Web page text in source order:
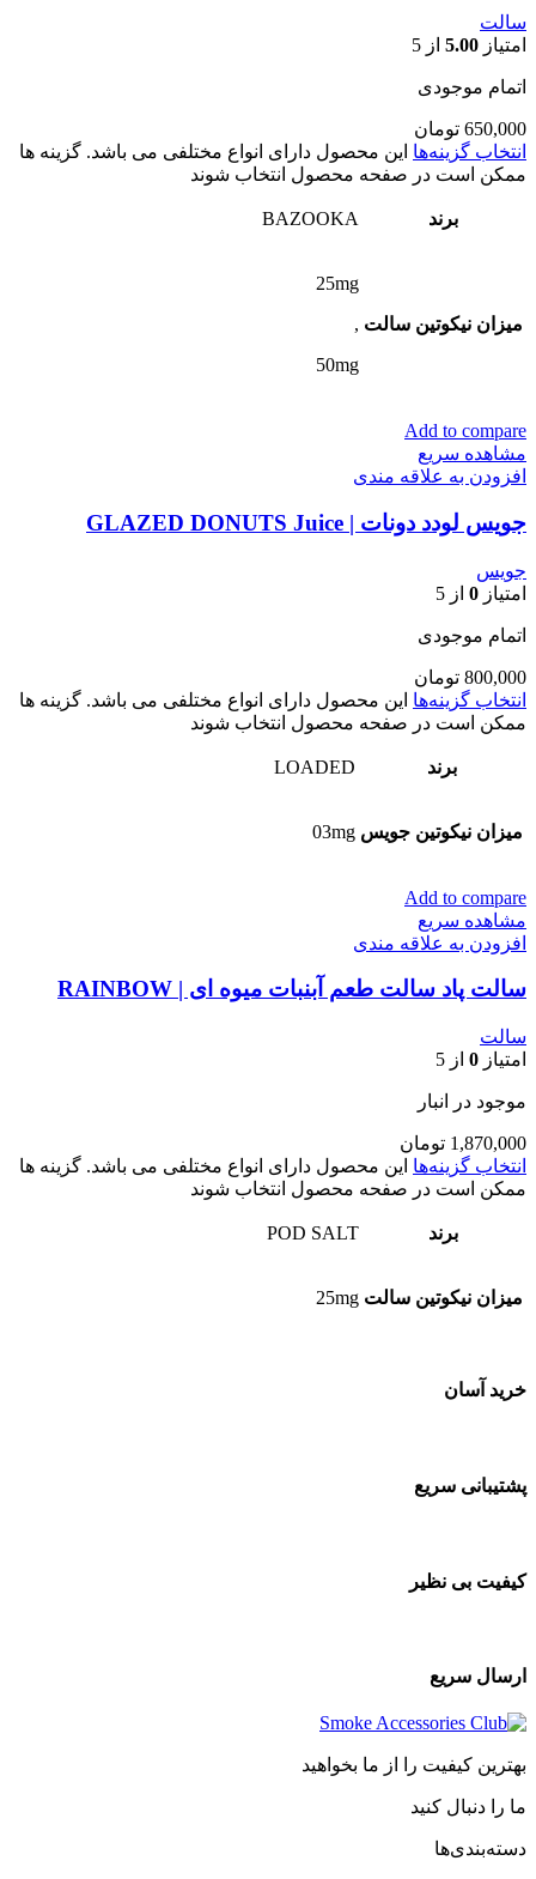
سالت
امتیاز 5.00 از 5
اتمام موجودی
650,000 تومان
انتخاب گزینه‌ها این محصول دارای انواع مختلفی می باشد. گزینه ها
ممکن است در صفحه محصول انتخاب شوند
برند BAZOOKA
میزان نیکوتین سالت
25mg
,
50mg
Add to compare
مشاهده سریع
افزودن به علاقه مندی
جویس لودد دونات | GLAZED DONUTS Juice
جویس
امتیاز 0 از 5
اتمام موجودی
800,000 تومان
انتخاب گزینه‌ها این محصول دارای انواع مختلفی می باشد. گزینه ها
ممکن است در صفحه محصول انتخاب شوند
برند LOADED
میزان نیکوتین جویس 03mg
Add to compare
مشاهده سریع
افزودن به علاقه مندی
سالت پاد سالت طعم آبنبات میوه ای | RAINBOW
سالت
امتیاز 0 از 5
موجود در انبار
1,870,000 تومان
انتخاب گزینه‌ها این محصول دارای انواع مختلفی می باشد. گزینه ها
ممکن است در صفحه محصول انتخاب شوند
برند POD SALT
میزان نیکوتین سالت 25mg
خرید آسان
پشتیبانی سریع
کیفیت بی نظیر
ارسال سریع
بهترین کیفیت را از ما بخواهید
ما را دنبال کنید
دسته‌بندی‌ها